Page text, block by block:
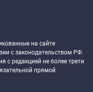
на сайте
с законодательством РФ.
с редакцией не более трети
прямой